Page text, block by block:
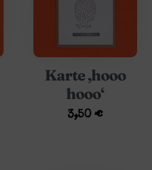
Karte ‚hooo
hooo‘
3,50€